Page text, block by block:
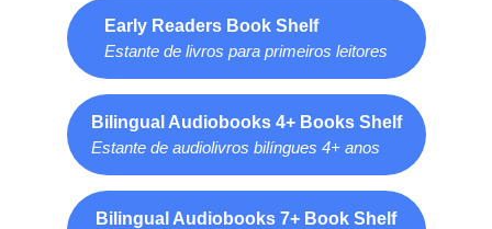
Early Readers Book Shelf
Estante de livros para primeiros leitores
Bilingual Audiobooks 4+ Books Shelf
Estante de audiolivros bilíngues 4+ anos
Bilingual Audiobooks 7+ Book Shelf